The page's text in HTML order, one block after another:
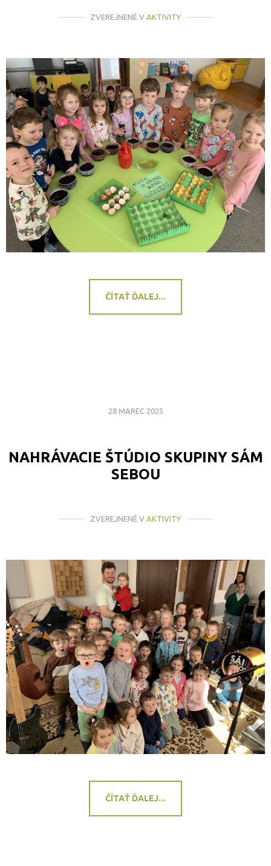
ZVEREJNENÉ V AKTIVITY
ČÍTAŤ ĎALEJ...
28 MAREC 2025
NAHRÁVACIE ŠTÚDIO SKUPINY SÁM
SEBOU
ZVEREJNENÉ V AKTIVITY
ČÍTAŤ ĎALEJ...